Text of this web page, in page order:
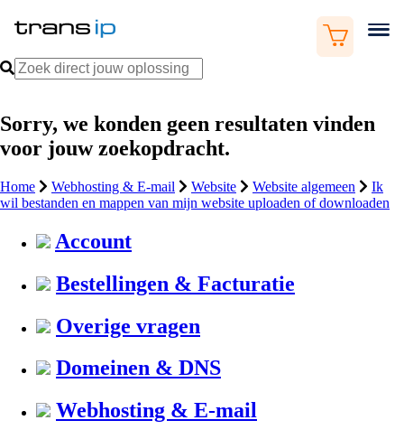
Sorry, we konden geen resultaten vinden
voor jouw zoekopdracht.
Home Webhosting & E-mail Website Website algemeen
Ik
wil bestanden en mappen van mijn website uploaden of downloaden
Account
Bestellingen & Facturatie
Overige vragen
Domeinen & DNS
Webhosting & E-mail